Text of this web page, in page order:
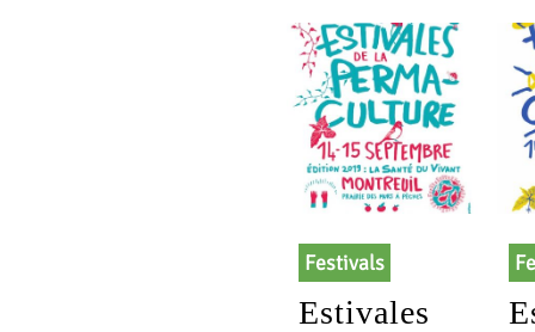
Festivals
Estivales